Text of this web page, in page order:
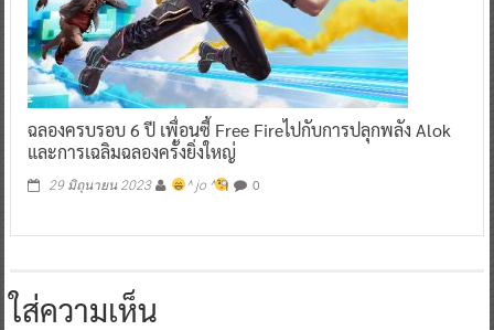
ฉลองครบรอบ 6 ปี เพื่อนซี้ Free Fireไปกับการปลุกพลัง Alok
และการเฉลิมฉลองครั้งยิ่งใหญ่
29 มิถุนายน 2023 ^ jo ^ 0
ใส่ความเห็น